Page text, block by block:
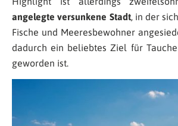
angelegte versunkene Stadt, in der
Fische und Meeresbewohner
dadurch ein beliebtes Ziel für
geworden ist.